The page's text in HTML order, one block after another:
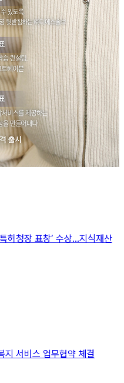
허청장 표창’ 수상…지식재산
지 서비스 업무협약 체결